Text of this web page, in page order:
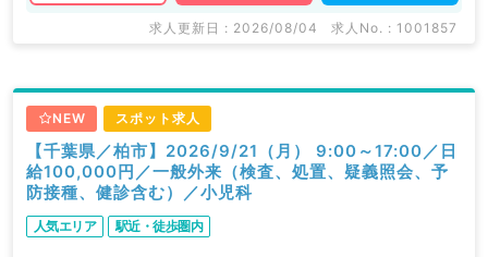
求人更新日 : 2026/08/04 求人No. : 1001857
NEW スポット求人
【千葉県／柏市】2026/9/21（月） 9:00～17:00／日
給100,000円／一般外来（検査、処置、疑義照会、予
防接種、健診含む）／小児科
人気エリア 駅近・徒歩圏内